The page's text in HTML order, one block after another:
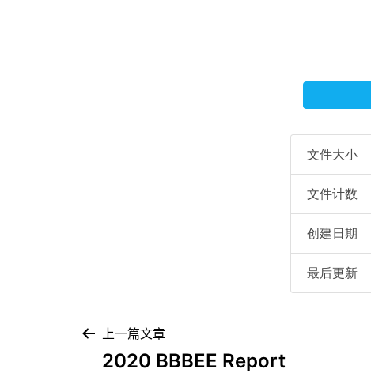
文件大小
文件计数
创建日期
最后更新
上一篇文章
2020 BBBEE Report